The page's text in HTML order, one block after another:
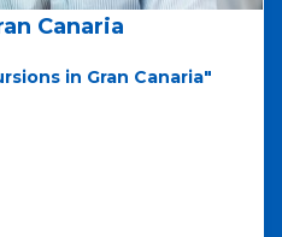
Canaria
in Gran Canaria"